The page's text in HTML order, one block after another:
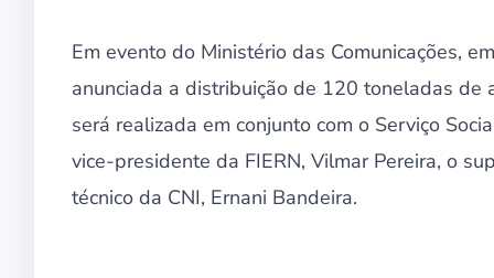
Em evento do Ministério das Comunicações,
anunciada a distribuição de 120 toneladas de
será realizada em conjunto com o Serviço
vice-presidente da FIERN, Vilmar Pereira, o
técnico da CNI, Ernani Bandeira.